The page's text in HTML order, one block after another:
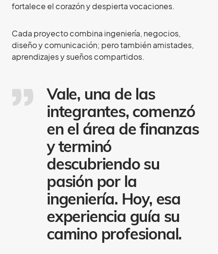
fortalece el corazón y despierta vocaciones.
Cada proyecto combina ingeniería, negocios,
diseño y comunicación; pero también amistades,
aprendizajes y sueños compartidos.
Vale, una de las
integrantes, comenzó
en el área de finanzas
y terminó
descubriendo su
pasión por la
ingeniería. Hoy, esa
experiencia guía su
camino profesional.